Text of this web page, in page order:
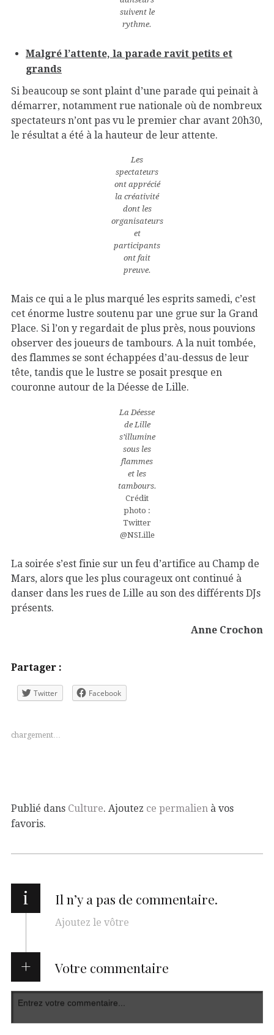
suivent le
rythme.
Malgré l’attente, la parade ravit petits et
grands
Si beaucoup se sont plaint d’une parade qui peinait à
démarrer, notamment rue nationale où de nombreux
spectateurs n’ont pas vu le premier char avant 20h30,
le résultat a été à la hauteur de leur attente.
Les
spectateurs
ont apprécié
la créativité
dont les
organisateurs
et
participants
ont fait
preuve.
Mais ce qui a le plus marqué les esprits samedi, c’est
cet énorme lustre soutenu par une grue sur la Grand
Place. Si l’on y regardait de plus près, nous pouvions
observer des joueurs de tambours. A la nuit tombée,
des flammes se sont échappées d’au-dessus de leur
tête, tandis que le lustre se posait presque en
couronne autour de la Déesse de Lille.
La Déesse
de Lille
s’illumine
sous les
flammes
et les
tambours.
Crédit
photo :
Twitter
@NSLille
La soirée s’est finie sur un feu d’artifice au Champ de
Mars, alors que les plus courageux ont continué à
danser dans les rues de Lille au son des différents DJs
présents.
Anne Crochon
Partager :
Twitter Facebook
chargement…
Publié dans Culture. Ajoutez ce permalien à vos
favoris.
i Il n’y a pas de commentaire.
Ajoutez le vôtre
Votre commentaire